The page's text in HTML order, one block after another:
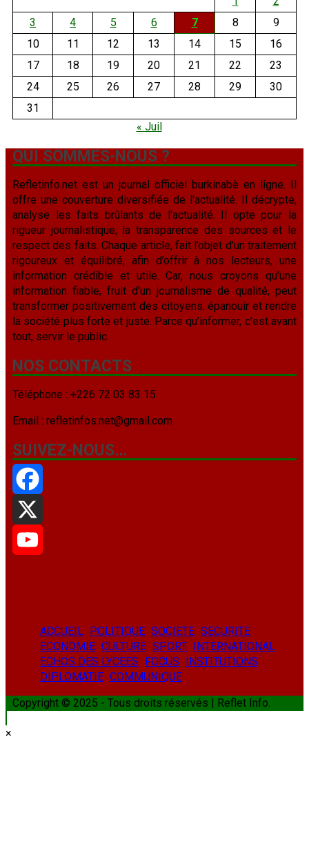
3
4 5 6 7 8
9
10
11 12 13 14 15
16
17
18 19 20 21 22
23
24
25 26 27 28 29
30
31
« Juil
QUI SOMMES-NOUS ?
Refletinfo.net est un journal officiel burkinabè en ligne. Il
offre une couverture diversifiée de l'actualité. Il décrypte,
analyse les faits brûlants de l'actualité. Il opte pour la
rigueur journalistique, la transparence des sources et le
respect des faits. Chaque article, fait l’objet d’un traitement
rigoureux et équilibré, afin d’offrir à nos lecteurs, une
information crédible et utile. Car, nous croyons qu’une
information fiable, fruit d’un journalisme de qualité, peut
transformer positivement des citoyens, épanouir et rendre
la société plus forte et juste. Parce qu’informer, c’est avant
tout, servir le public.
NOS CONTACTS
Téléphone : +226 72 03 83 15
Email : refletinfos.net@gmail.com
SUIVEZ-NOUS…
Facebook
X
ACCUEIL POLITIQUE SOCIETE SECURITE
ECONOMIE CULTURE SPORT INTERNATIONAL
ECHOS DES LYCEES FOCUS INSTITUTIONS
DIPLOMATIE COMMUNIQUE
Copyright © 2025 - Tous droits réservés | Reflet Info.
×